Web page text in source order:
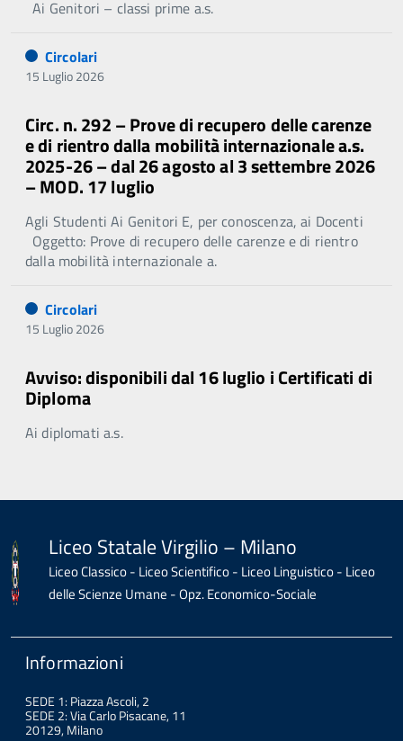
Ai Genitori – classi prime a.s.
Circolari
15 Luglio 2026
Circ. n. 292 – Prove di recupero delle carenze
e di rientro dalla mobilità internazionale a.s.
2025-26 – dal 26 agosto al 3 settembre 2026
– MOD. 17 luglio
Agli Studenti Ai Genitori E, per conoscenza, ai Docenti
Oggetto: Prove di recupero delle carenze e di rientro
dalla mobilità internazionale a.
Circolari
15 Luglio 2026
Avviso: disponibili dal 16 luglio i Certificati di
Diploma
Ai diplomati a.s.
Liceo Statale Virgilio – Milano
Liceo Classico - Liceo Scientifico - Liceo Linguistico - Liceo
delle Scienze Umane - Opz. Economico-Sociale
Informazioni
SEDE 1: Piazza Ascoli, 2
SEDE 2: Via Carlo Pisacane, 11
20129, Milano